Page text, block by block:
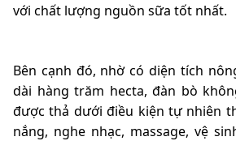
với chất lượng nguồn sữa tốt nhất.
Bên cạnh đó, nhờ có diện tích
dài hàng trăm hecta, đàn bò
được thả dưới điều kiện tự nhiên
nắng, nghe nhạc, massage, vệ